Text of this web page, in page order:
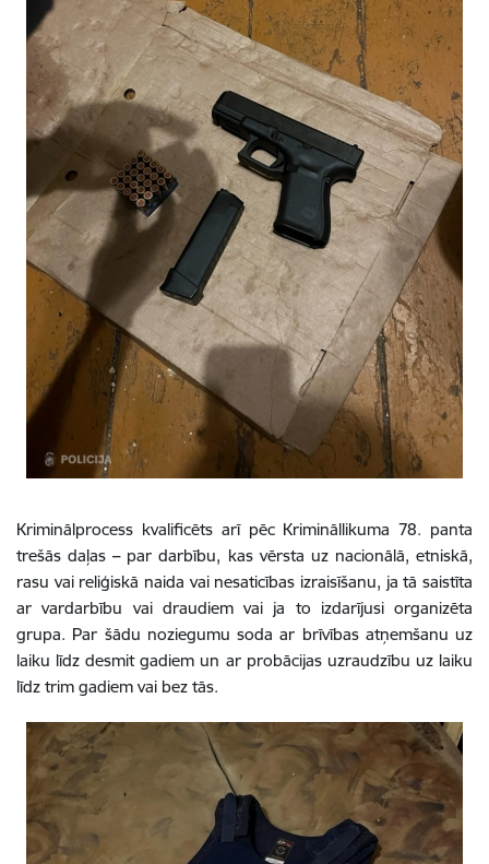
Kriminālprocess kvalificēts arī pēc Krimināllikuma 78. panta
trešās daļas–par darbību, kas vērsta uz nacionālā, etniskā,
rasu vai reliģiskā naida vai nesaticības izraisīšanu, ja tā saistīta
ar vardarbību vai draudiem vai ja to izdarījusi organizēta
grupa. Par šādu noziegumu soda ar brīvības atņemšanu uz
laiku līdz desmit gadiem un ar probācijas uzraudzību uz laiku
līdz trim gadiem vai bez tās.